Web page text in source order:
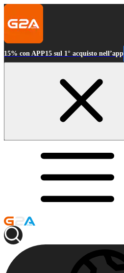
15% con APP15 sul 1° acquisto nell’app